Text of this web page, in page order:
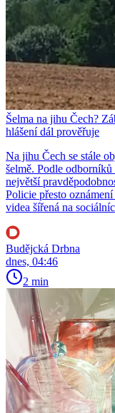
Šelma na jihu Čech?
hlášení dál prověřuje
Na jihu Čech se stále
šelmě. Podle odborníků
největší
Policie přesto
videa šířená na
Budějcká Drbna
dnes, 04:46
2 min